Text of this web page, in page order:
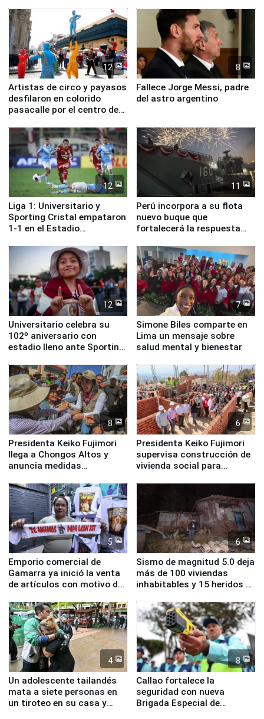
12
Artistas de circo y payasos
desfilaron en colorido
pasacalle por el centro de
8
Fallece Jorge Messi, padre
del astro argentino
12
Liga 1: Universitario y
Sporting Cristal empataron
1-1 en el Estadio
11
Perú incorpora a su flota
nuevo buque que
fortalecerá la respuesta
12
Universitario celebra su
102º aniversario con
estadio lleno ante Sporting
7
Simone Biles comparte en
Lima un mensaje sobre
salud mental y bienestar
8
Presidenta Keiko Fujimori
llega a Chongos Altos y
anuncia medidas
educación, salud y empleo
6
Presidenta Keiko Fujimori
supervisa construcción de
vivienda social para
5
Emporio comercial de
Gamarra ya inició la venta
de artículos con motivo de
6
Sismo de magnitud 5.0 deja
más de 100 viviendas
inhabitables y 15 heridos en
4
Un adolescente tailandés
mata a siete personas en
un tiroteo en su casa y
8
Callao fortalece la
seguridad con nueva
Brigada Especial de